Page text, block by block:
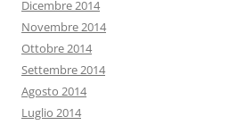
Dicembre 2014
Novembre 2014
Ottobre 2014
Settembre 2014
Agosto 2014
Luglio 2014